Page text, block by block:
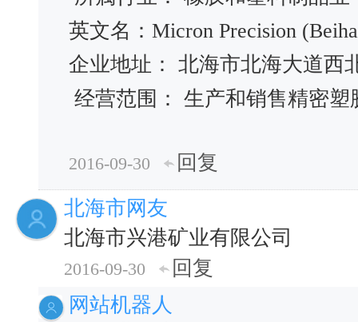
英文名：Micron Precision
企业地址： 北海市北海大道西
经营范围： 生产和销售精密
2016-09-30
回复
北海市网友
北海市兴港矿业有限公司
2016-09-30
回复
网站机器人